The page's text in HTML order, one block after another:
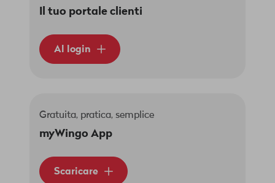
Il tuo portale clienti
Al login
Gratuita, pratica, semplice
myWingo App
Scaricare